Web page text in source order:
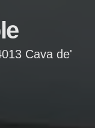
Cava de'